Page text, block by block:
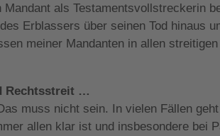
als Testamentsvollstreckerin
Erblassers über seinen Tod hinaus
meiner Mandanten in allen
Rechtsstreit …
muss nicht sein. In vielen Fällen
allen klar ist und insbesondere bei